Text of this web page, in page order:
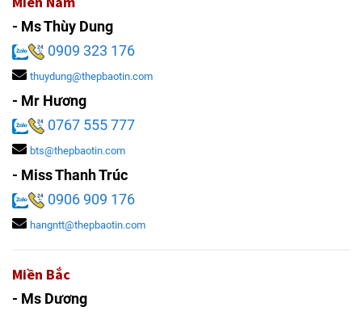
- Ms Thùy Dung
0909 323 176
thuydung@thepbaotin.com
- Mr Hương
0767 555 777
bts@thepbaotin.com
- Miss Thanh Trúc
0906 909 176
hangntt@thepbaotin.com
Miền Bắc
- Ms Dương